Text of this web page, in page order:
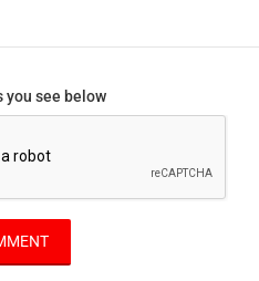
you see below